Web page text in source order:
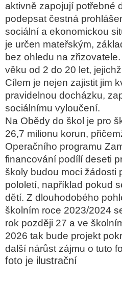
aktivně zapojují potřebné
podepsat čestná
sociální a ekonomickou
je určen mateřským,
bez ohledu na
věku od 2 do 20 let,
Cílem je nejen zajistit jim
pravidelnou docházku,
sociálnímu vyloučení.
Na Obědy do škol je pro
26,7 milionu korun,
Operačního programu
financování podílí deseti
školy budou moci žádosti
pololetí, například pokud
dětí. Z dlouhodobého
školním roce 2023/2024
rok později 27 a ve
2026 tak bude projekt
další nárůst zájmu o tuto
foto je ilustrační